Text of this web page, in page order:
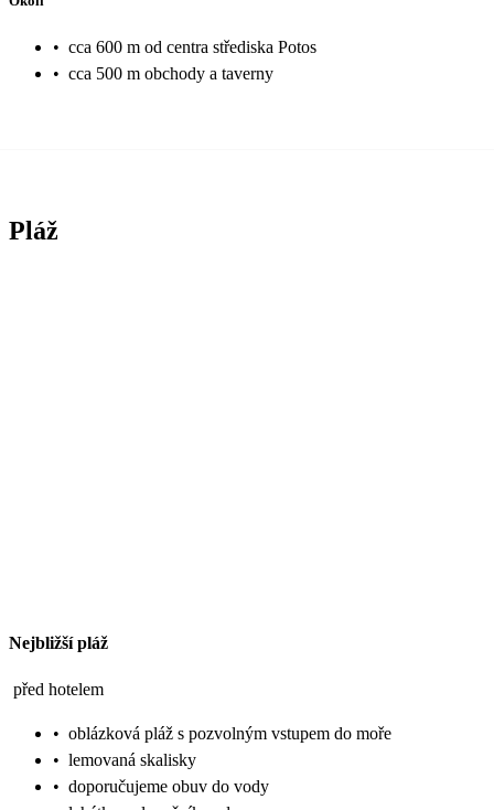
• cca 600 m od centra střediska Potos
• cca 500 m obchody a taverny
Pláž
Nejbližší pláž
před hotelem
• oblázková pláž s pozvolným vstupem do moře
• lemovaná skalisky
• doporučujeme obuv do vody